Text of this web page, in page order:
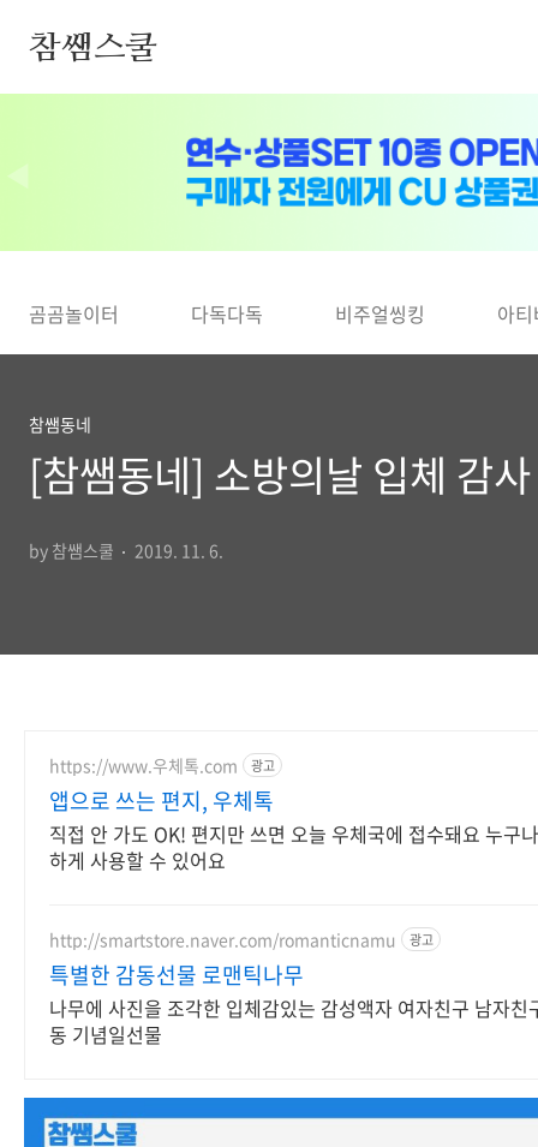
참쌤스쿨
곰곰놀이터 다독다독 비주얼씽킹 아
참쌤동네
[참쌤동네] 소방의날 입체 감
by 참쌤스쿨 2019. 11. 6.
https://www.우체톡.com 광고
앱으로 쓰는 편지, 우체톡
직접 안 가도 OK! 편지만 쓰면 오늘 우체국에 접수돼요 누구
하게 사용할 수 있어요
http://smartstore.naver.com/romanticnamu 광고
특별한 감동선물 로맨틱나무
나무에 사진을 조각한 입체감있는 감성액자 여자친구 남자친
동 기념일선물